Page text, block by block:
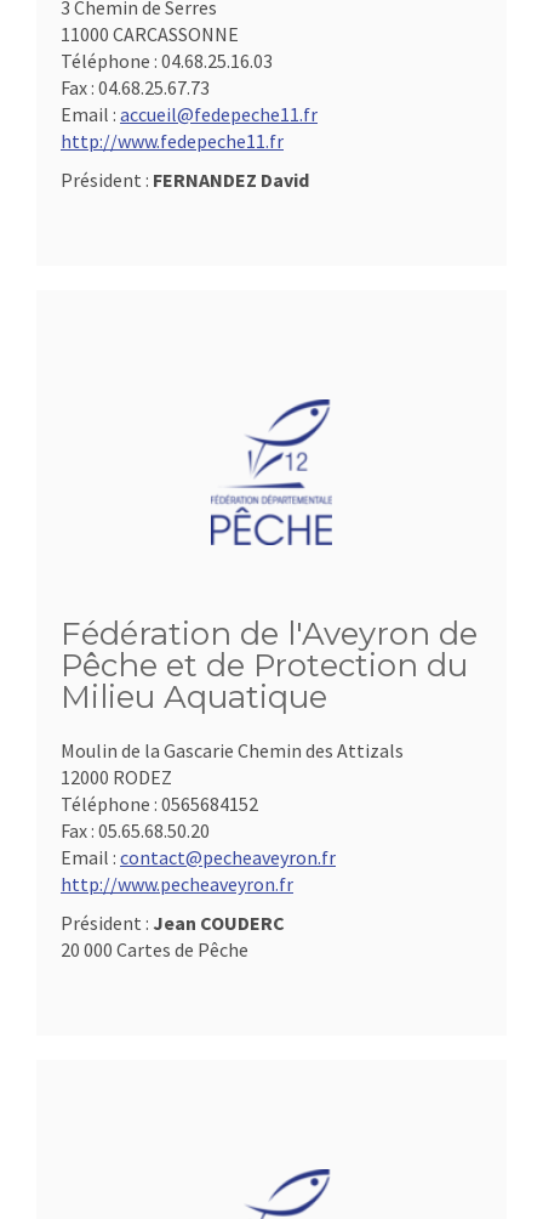
3 Chemin de Serres
11000 CARCASSONNE
Téléphone : 04.68.25.16.03
Fax : 04.68.25.67.73
Email : accueil@fedepeche11.fr
http://www.fedepeche11.fr
Président : FERNANDEZ David
Fédération de l'Aveyron de
Pêche et de Protection du
Milieu Aquatique
Moulin de la Gascarie Chemin des Attizals
12000 RODEZ
Téléphone : 0565684152
Fax : 05.65.68.50.20
Email : contact@pecheaveyron.fr
http://www.pecheaveyron.fr
Président : Jean COUDERC
20 000 Cartes de Pêche